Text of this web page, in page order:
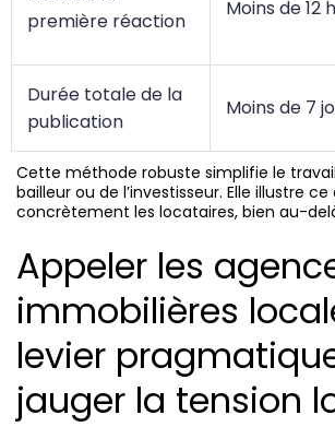
première réaction
Moins de 12
Durée totale de la
publication
Moins de 7
Cette méthode robuste simplifie le travail
bailleur ou de l’investisseur. Elle illustre
concrètement les locataires, bien au-
Appeler les
immobilières
levier
jauger la tension